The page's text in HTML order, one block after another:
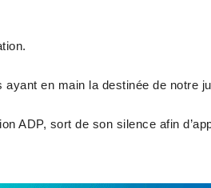
en main la destinée de notre
ADP, sort de son silence afin